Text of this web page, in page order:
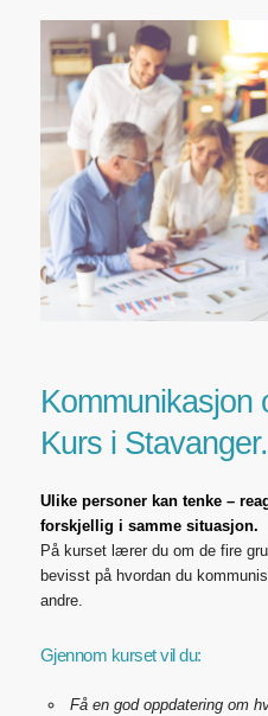
Kommunikasjon
Kurs i Stavanger.
Ulike personer kan tenke –
forskjellig i samme situasjon.
På kurset lærer du om de fire
bevisst på hvordan du
andre.
Gjennom kurset vil du:
Få en god oppdatering om